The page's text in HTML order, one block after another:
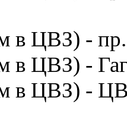
в ЦВЗ) -
в ЦВЗ) -
в ЦВЗ) -